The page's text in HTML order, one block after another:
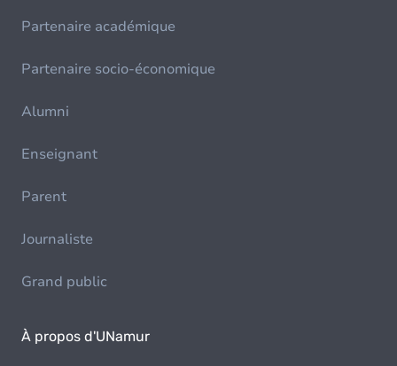
Partenaire académique
Partenaire socio-économique
Alumni
Enseignant
Parent
Journaliste
Grand public
À propos d'UNamur